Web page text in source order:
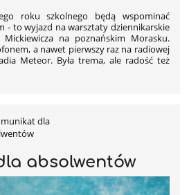
roku szkolnego będą wspominać
- to wyjazd na warsztaty dziennikarskie
na poznańskim Morasku.
a nawet pierwszy raz na radiowej
Meteor. Była trema, ale radość też
absolwentów